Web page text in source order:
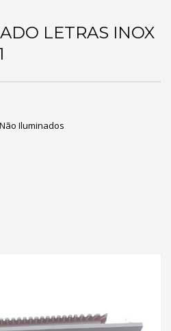
LETRAS INOX
Iluminados